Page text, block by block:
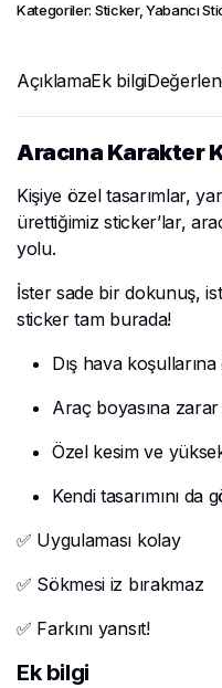
Kategoriler: Sticker,Yabancı
AçıklamaEk bilgi
Aracına Karakter
Kişiye özel tasarımlar,
ürettiğimiz sticker’lar,
yolu.
İster sade bir dokunuş,
sticker tam burada!
Dış hava
Araç boyasına
Özel kesim ve
Kendi tasarımını da
✅ Uygulaması kolay
✅ Sökmesi iz bırakmaz
✅ Farkını yansıt!
Ek bilgi